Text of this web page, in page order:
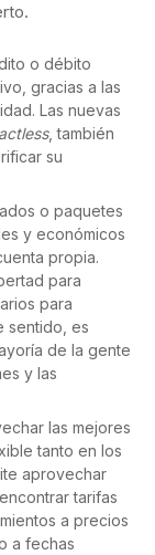
o débito
gracias a las
Las nuevas
, también
su
o paquetes
y económicos
propia.
para
para
sentido, es
de la gente
y las
las mejores
tanto en los
aprovechar
tarifas
a precios
a fechas